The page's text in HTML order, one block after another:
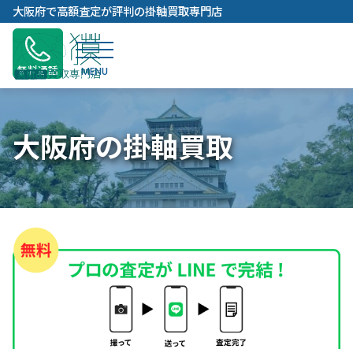
内
容
キ
ッ
プ
大阪府で高額査定が評判の掛軸買取専門店
無料通話
大阪府の掛軸買取